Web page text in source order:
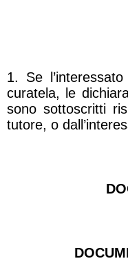
1. Se
curatela, le
sono sottoscritti
tutore, o